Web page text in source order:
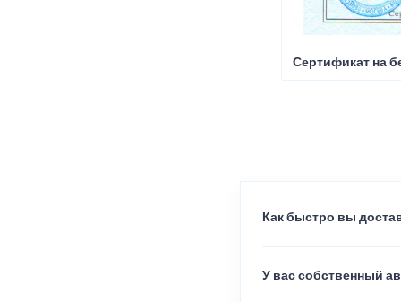
Сертификат на
Как быстро вы
У вас собственный